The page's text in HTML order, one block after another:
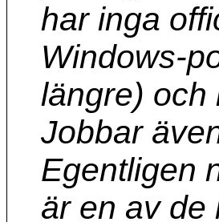
har inga
Windows-
längre) och
Jobbar
Egentligen
är en av de